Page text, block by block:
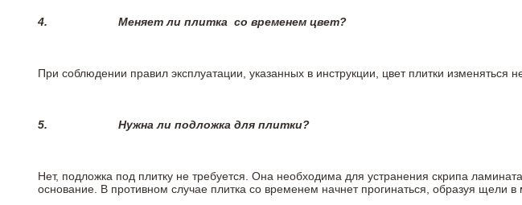
4. Меняет ли плитка со временем цвет?
При соблюдении правил эксплуатации, указанных в инструкции, цвет плитки изменяться
5. Нужна ли подложка для плитки?
Нет, подложка под плитку не требуется. Она необходима для устранения скрипа
основание. В противном случае плитка со временем начнет прогинаться, образуя щели